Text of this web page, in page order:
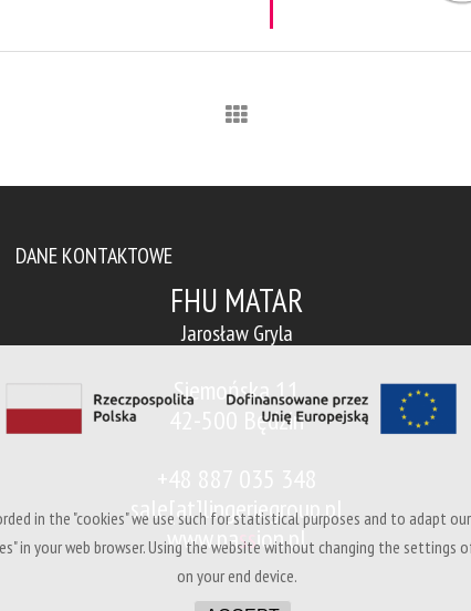
DANE KONTAKTOWE
FHU MATAR
Jarosław Gryla
Siemońska 11
42-500 Będzin
sale[at]lingeriegroup.pl
www.passion.pl
in the "cookies" we use such for statistical purposes and to adapt
in your web browser. Using the website without changing the settings
on your end device.